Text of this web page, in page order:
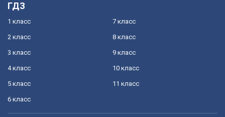
ГДЗ
1 класс
2 класс
3 класс
4 класс
5 класс
6 класс
7 класс
8 класс
9 класс
10 класс
11 класс